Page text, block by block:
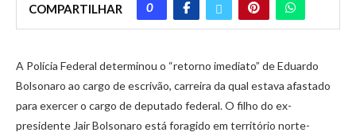
COMPARTILHAR 0
A Polícia Federal determinou o “retorno imediato” de Eduardo
Bolsonaro ao cargo de escrivão, carreira da qual estava afastado
para exercer o cargo de deputado federal. O filho do ex-
presidente Jair Bolsonaro está foragido em território norte-